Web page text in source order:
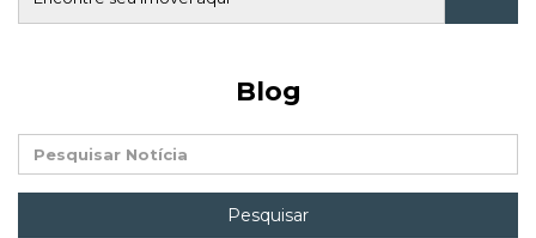
Blog
Pesquisar